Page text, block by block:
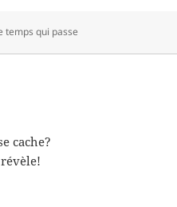
temps qui passe
cache?